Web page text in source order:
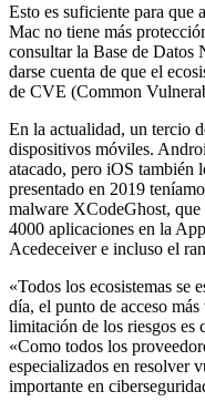
Esto es suficiente para que
Mac no tiene más
consultar la Base de
darse cuenta de que el
de CVE (Common
En la actualidad, un tercio
dispositivos móviles.
atacado, pero iOS también
presentado en 2019
malware XCodeGhost, que
4000 aplicaciones en la
Acedeceiver e incluso el
«Todos los ecosistemas se
día, el punto de acceso
limitación de los riesgos es
«Como todos los
especializados en resolver
importante en